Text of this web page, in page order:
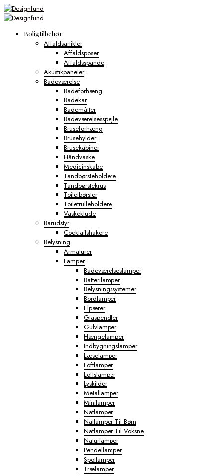
Boligtilbehør
Affaldsartikler
Affaldsposer
Affaldsspande
Akustikpaneler
Badeværelse
Badeforhæng
Badekar
Bademåtter
Badeværelsesspejle
Bruseforhæng
Brusehylder
Brusekabiner
Håndvaske
Medicinskabe
Tandbørsteholdere
Tandbørstekrus
Toiletbørster
Toiletrulleholdere
Vaskeklude
Barudstyr
Cocktailshakere
Belysning
Armaturer
Lamper
Badeværelseslamper
Batterilamper
Belysningssystemer
Bordlamper
Elpærer
Glaspendler
Gulvlamper
Hængelamper
Indbygningslamper
Læselamper
Loftlamper
Loftslamper
Lyskilder
Metallamper
Minilamper
Natlamper
Natlamper Til Børn
Natlamper Til Voksne
Naturlamper
Pendellamper
Spotlamper
Trælamper